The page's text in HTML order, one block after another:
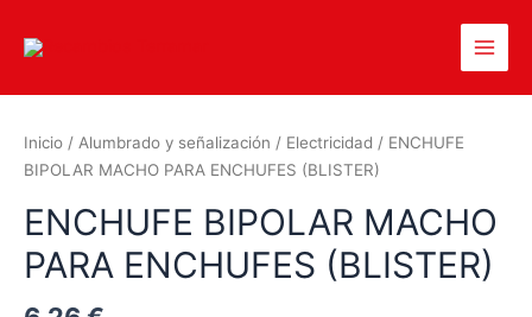
Inicio / Alumbrado y señalización / Electricidad / ENCHUFE
BIPOLAR MACHO PARA ENCHUFES (BLISTER)
ENCHUFE BIPOLAR MACHO
PARA ENCHUFES (BLISTER)